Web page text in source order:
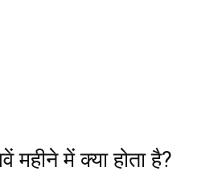
महीने में क्या होता है?